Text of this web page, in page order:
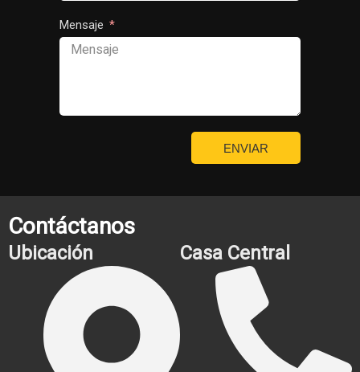
Mensaje
ENVIAR
Contáctanos
Ubicación Casa Central